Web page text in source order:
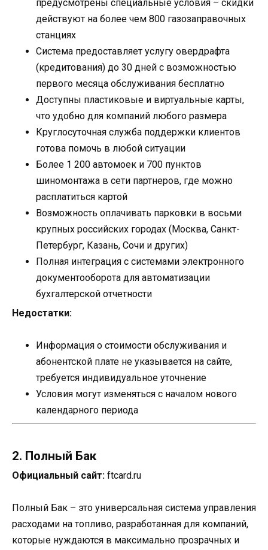
предусмотрены специальные условия – скидки
действуют на более чем 800 газозаправочных
станциях
Система предоставляет услугу овердрафта
(кредитования) до 30 дней с возможностью
первого месяца обслуживания бесплатно
Доступны пластиковые и виртуальные карты,
что удобно для компаний любого размера
Круглосуточная служба поддержки клиентов
готова помочь в любой ситуации
Более 1 200 автомоек и 700 пунктов
шиномонтажа в сети партнеров, где можно
расплатиться картой
Возможность оплачивать парковки в восьми
крупных российских городах (Москва, Санкт-
Петербург, Казань, Сочи и других)
Полная интеграция с системами электронного
документооборота для автоматизации
бухгалтерской отчетности
Недостатки:
Информация о стоимости обслуживания и
абонентской плате не указывается на сайте,
требуется индивидуальное уточнение
Условия могут изменяться с началом нового
календарного периода
2. Полный Бак
Официальный сайт: ftcard.ru
Полный Бак – это универсальная система управления
расходами на топливо, разработанная для компаний,
которые нуждаются в максимально прозрачных и